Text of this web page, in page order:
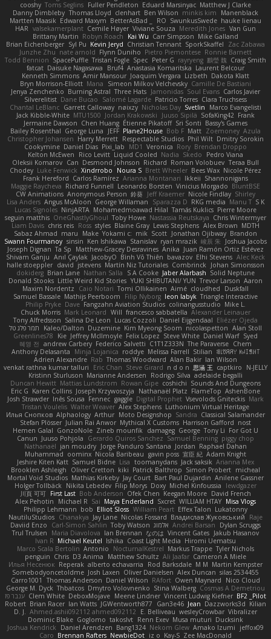
cooshy Toms Seglins Fuller Pendleton Eduard Marsinyac Matthew J Clarke
Danny Dimbleby Thomas Lloyd clenhart Ben Wilson minkis kim
Manenblack
Martten Maasik Edward Maxym BetterAsBad _ RO SwunkusSwede hauke lienau
HAR valsekamerplant Cemile Høyer Viviane Souza Meredith Jones Van Gun
Brittany Martin Robyn Roach Kai Wu Carr Simpson Mike Galland
Brian Eichenberger Syl Pu Kevin Jeryd Christian Tennant SporkSkaffel
Zac Zabawa
Junzhe Zhu nate arnold Flynn Duniho Pietro Piemontese Ronnie Barnett
Todd Bennion SpacePuffle Tristan Fogle Spec Peter G rayryeng 鸝瑩 魏 Craig Smith
fatcat Daisuke Nagasawa Bruf4 Anastasia Komaritska Laurent Belcour
Kenneth Simmons Amir Mansour Joaquim Vergara Lizbeth Dakota Klatt
Bryn Morrison-Elliott Mana Simeon Milkov Velchevsky Camille De Bastiani
Jenya Zenchenko Burning Astral Three Hats Jamonidas Soul Evans Carlos Javier
Silverelitist Dane Bucao Salomé Lagarde Patricio Torres Clara Truchsess
Chantal LeBlanc Garrett Calloway nøixzy Nicholas Day Svetlin
Marco Evangelisti
Jack Kibble-White MTU1500 Jordan Krakowski Juuso Sipilä SofaKing42 Frank
Jermaine Dawson Chen Huang Étienne Pikatoff Sri Sonti Bassy's Games
Bailey Rosenthal George Luna JEFF Plane2House Bob F Matt Zoemoney Azula
Christopher Johansen Harry Merrett Respectable Studios Phil Wilt Dmitry Sorokin
Cookymine Daniel Dias Pixi_lab MD1 Veronica Rory Brendan Droppo
Kelton McEwen
Rico Levitt Liquid Cooled Nadia Skedo
Pedro Viana
Oleksii Komarov Can Desmond Johnson Richard Roman Volobuev Teraa Bull
Chodey Luke Fenwick Xindrrobo Noura S Brett Wheeler Bees Wax Nicole Pérez
Frank Hereford Carlos Ramírez Arianna Montanari Ikkeii Shannonigans
Maggie Raycheva Richard Funnell Leonardo Borsten Vinicius Morgado BluntBSE
CW Animations Anonymous Person 鈴葵 Jeff Kraemer Nicole Findlay Shirley
Lisa Anders Angus McAloon George Willaman Sparazza D RKG media Manu T S K
Lucas Signoles NinjARTA Mohamedmoawad Hilal Tamás Kuklics Pierre Moore
seguin matthis OneGhastlyGhoul Toby Howe Nastassia Reutskaya Chris Wintermyer
Liam Davis chris reis Ross styles Blaine Gray Lewis Stephens Alex Brown MDTH
Sabaz Ahmad maru Make Yokami c: mik Scott Jonathan Ojibway Brandon
Swann Fourmanoy sinsin Ken Ishikawa Stanislav ryan mrazik 峻辰 朱
Joshua Jacobs
Joseph Dignan Ta Sp Matthew-Gracey Desravines Anika Juan Ramón Ortiz Estévez
Shivam Ganju Anıl Çaylak JacobyO Bình Võ Thiên bavazov Elhi Stevens Alec Keck
halle stoeppler david jstevens Martín Niz Tutoriales Combrinck
Johan Simonsson
dokiderg Brian Lane Nathan Salla S A Cooke Jaber Alarbash Solid Neptune
Donald Stooks Little Weird Kid Stories YUKI SHIBUTANI/ YUN Trevor Larson Aaron
Maxim Nordentz
Caio Notari Tomi Ollikainen Aimé cloudhed
Duskfall
Samuel Bassale Mathijs Peerboom Filip Nyborg leon labyk Triangle Interactive
Philip Pryke Dave Fangzahn Aviation Studios colinangusstudio Mike L.
Chuck Morris Mark Leonard Will francesco sabbatella Alexander Leinauer
Tony Alfredsson Salina De Leon Lucas Cozzoli Daniel Eijgendaal Eliézer Ojeda
תמר פלג טל
Kaleo/Dalton Duzemine Kim Myeong Soom nicolaspetton Alan Stoll
Greenlines78
Kie Jeffrey McIlmoyle Felix Lopez Steve White Daniel Warf Syed
혜영 전 andrew Carbery Federico Salvetti C1T1Z333N The Paraverse Chem
Anthony Delasanta
Minja Lojanica roddye Melissa Farrell Stilian ꌃ꒒ꀎꋪꋪꌩ ꀘꈤꀤꁅꃅ꓄
Adrien Alexandre Rab Thomas Woodward Alan Bakir Ian Wilson
venkat rathna kumar talluri
Eric Chan Steve Girard n d o n 思涵 王 captkiro
N-JELLY
Kristinn Sturluson Marianne Andersen Rodrigo Silva adelaide begalli
Duncan Hewitt Mattias Lundstrom Rowan Gipe coshichi Sounds And Dungeons
Eric G Karen Collins Joseph Krzywoszyja Nathanaël Platz FlameTop AshenBone
Josh Strawder Inês Sousa Fennec gaggle Digital Prophet Vsevolods Gniteckis Mark
Tristan Voulelis Walter Weaver Alex Stephens Luthonium Virtual Heritage
Илья Снопков Alphaology Arthur Moto Designshop Sandra Classical Salamander
Stefan Plösser Julian Rai Anwor Mythical X Customs Harrison Gafford nost
Hemen Galal GonzoNole Zineb mounfik damageg George Tony Li For Got U
Canun Juuso Pohjola Gerardo Quiros Sanchez Samuel Benning piggy chop
Nathanaël jan moudry Jorge Panduro Santana Jordan Raphael Dahan
Muhammad oominx Nicola Baribeau gavin poss 宣臣 紀 Adam Knight
Jeshire Kiten Katt Samuel Bidne Lisa toomanydans Jack saksik Arianna Mex
Brooklen Ashleigh
Oliver Cretton kiki Patrick Balthrop Simon Probert micheal
Mortal Void Studios Mathias Kirkeby Jay Court Bart Paul Dujardin Anilene Gassner
Holger Tollbäck
Nikita Lebedev Filip Morys Doxy Michel Kinfoussia
lewdgazer
川頁 可可 First Last Bob Anderson Ofek Chen Keegan Moore David French
Alex Pehotin
Michael R Sai Maya Enderland Sxcret WILLIAM HTAY Misa Vlogs
Philipp Lehmann bob Elliot Sloss William Peart Effex Talon Lukatonny
NautiluStudios Chanakya Jay Lane Nicolas Fossard Владислав Жуковський
Raje
Daviid Enzo
Carl-Simon Sahlin Toby Watson אלמוג Andrei Barsan
Dylan Scruggs
Trul Trulsen
Maria Diavolova Ian Brennan なのは Vincent Gates Jakub Hasanov
Ivan R Michael Keutel Ishika Coast Light Media Hiromi Uematsu
Marco Scala Bertolin Antonio NocturnalKestrel Markus Trappe Tyler Nichols
penguin Chris D3 Anima Matthew Schultz Ali Jaafar Cameron A Miele
Илья Несенюк Reperak alberto echavarria Rod Barksdale M M Martin Kempster
Somebodyoncetoldme Josh Laxen Oliver Danielsen Alex Duncan silas 2534455
Carro1001
Thomas Anderson Daniel Wilson RAfort Owen Maynard
Nico Cloud
George M. Dyck Thbatcos Dmytro Volovnenko Stina Walberg Cosmas A Demetriou
ענבר פז Clem White DeboxMojave Meene Lindner Vincent Ludwig Kiefner BF2 _Pilot
Robert Brian Racer Ian Watts JGWentworth877 Gan3e46 Jean Dazzworks3d Kilian
D. J.
Ahmed.ashii092112 ahmed092112 E. Belliveau wesleyCrowbar Vibralizer
Dominic Blake Goglomo takoslvt Renn Exev Musa muturi Ducksink
Joshua Kendrick
Daniel Arendzen Bang1324 Nekom Glew Amako Izumi
jeffox09
Caro Brennan Rafters NewbieDot iz o Kay-S Zee MacDonald